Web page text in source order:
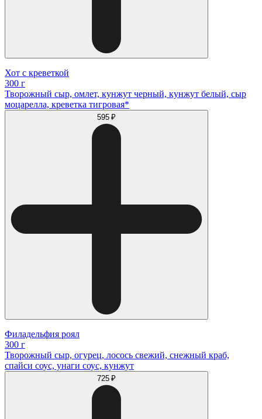
Хот с креветкой
300 г
Творожный сыр, омлет, кунжут черный, кунжут белый, сыр
моцарелла, креветка тигровая*
595 ₽
Филадельфия роял
300 г
Творожный сыр, огурец, лосось свежий, снежный краб,
спайси соус, унаги соус, кунжут
725 ₽